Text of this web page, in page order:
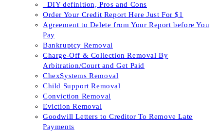
_DIY definition, Pros and Cons
Order Your Credit Report Here Just For $1
Agreement to Delete from Your Report before You
Pay
Bankruptcy Removal
Charge-Off & Collection Removal By
Arbitration/Court and Get Paid
ChexSystems Removal
Child Support Removal
Conviction Removal
Eviction Removal
Goodwill Letters to Creditor To Remove Late
Payments